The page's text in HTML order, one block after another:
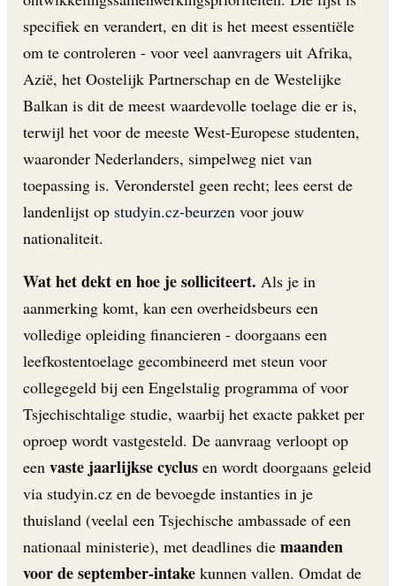
specifiek en verandert, en dit is het meest essentiële
om te controleren - voor veel aanvragers uit Afrika,
Azië, het Oostelijk Partnerschap en de Westelijke
Balkan is dit de meest waardevolle toelage die er is,
terwijl het voor de meeste West-Europese studenten,
waaronder Nederlanders, simpelweg niet van
toepassing is. Veronderstel geen recht; lees eerst de
landenlijst op studyin.cz-beurzen voor jouw
nationaliteit.
Wat het dekt en hoe je solliciteert. Als je in
aanmerking komt, kan een overheidsbeurs een
volledige opleiding financieren - doorgaans een
leefkostentoelage gecombineerd met steun voor
collegegeld bij een Engelstalig programma of voor
Tsjechischtalige studie, waarbij het exacte pakket per
oproep wordt vastgesteld. De aanvraag verloopt op
een vaste jaarlijkse cyclus en wordt doorgaans geleid
via studyin.cz en de bevoegde instanties in je
thuisland (veelal een Tsjechische ambassade of een
nationaal ministerie), met deadlines die maanden
voor de september-intake kunnen vallen. Omdat de